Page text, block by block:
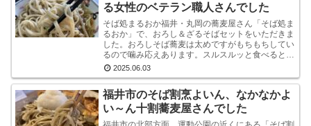
る女性のベテラン職人さんでした
そば処まるおか福井・丸岡の蕎麦屋さん「そば処ま
るおか」で、おろし＆ざるそばセットをいただきま
した。おろしそば蕎麦は太めですがもちもちしてい
るので噛み応えあります。スルスルッと食べるとい
うより感で味わう系です。うまいです。※なお、お
ろしそばに...
2025.06.03
福井市のそば割烹よいん、なかなかよ
い～ん十割蕎麦屋さんでした